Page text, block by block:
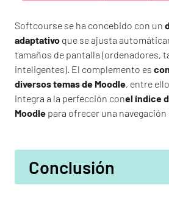
Softcourse se ha concebido con un
adaptativo que se ajusta
tamaños de pantalla (ordenadores,
inteligentes). El complemento es
diversos temas de Moodle, entre
integra a la perfección conel índice
Moodle para ofrecer una
Conclusión